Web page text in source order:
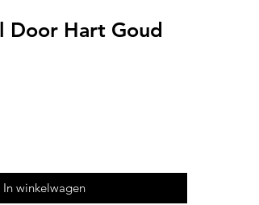
Door Hart Goud
In winkelwagen